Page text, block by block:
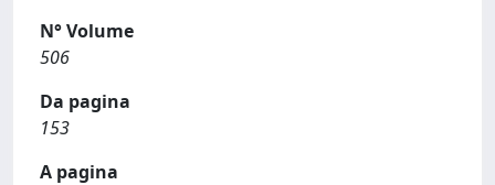
N° Volume
506
Da pagina
153
A pagina